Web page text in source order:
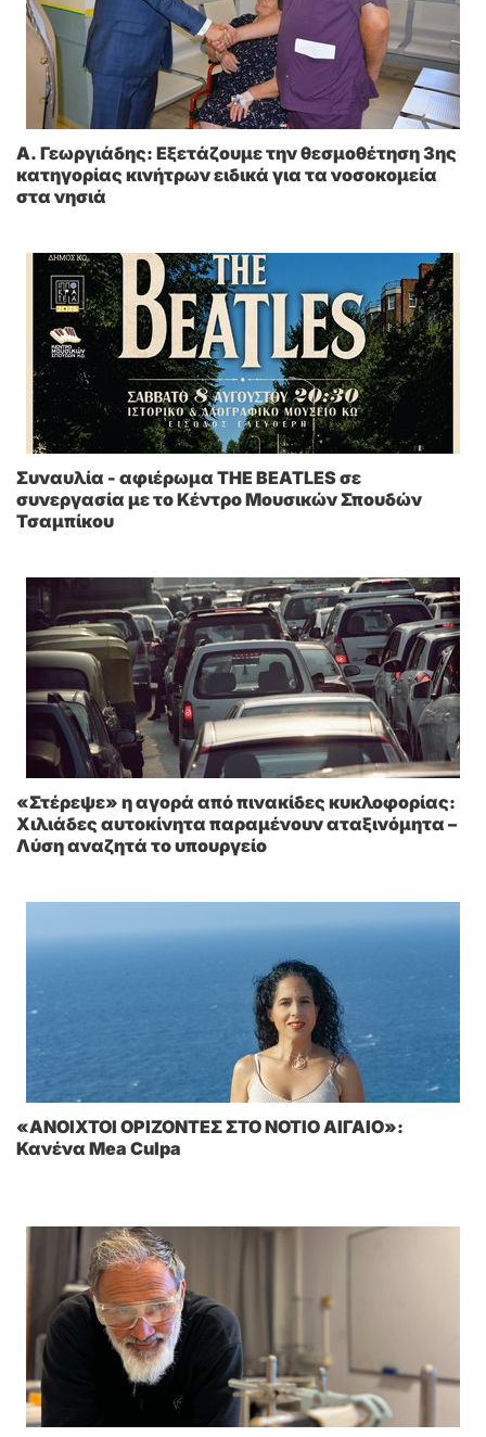
A. Γεωργιάδης: Eξετάζουμε την θεσμοθέτηση 3ης
κατηγορίας κινήτρων ειδικά για τα νοσοκομεία
στα νησιά
Συναυλία - αφιέρωμα THE BEATLES σε
συνεργασία με το Κέντρο Μουσικών Σπουδών
Τσαμπίκου
«Στέρεψε» η αγορά από πινακίδες κυκλοφορίας:
Χιλιάδες αυτοκίνητα παραμένουν αταξινόμητα –
Λύση αναζητά το υπουργείο
«ΑΝΟΙΧΤΟΙ ΟΡΙΖΟΝΤΕΣ ΣΤΟ ΝΟΤΙΟ ΑΙΓΑΙΟ»:
Κανένα Mea Culpa